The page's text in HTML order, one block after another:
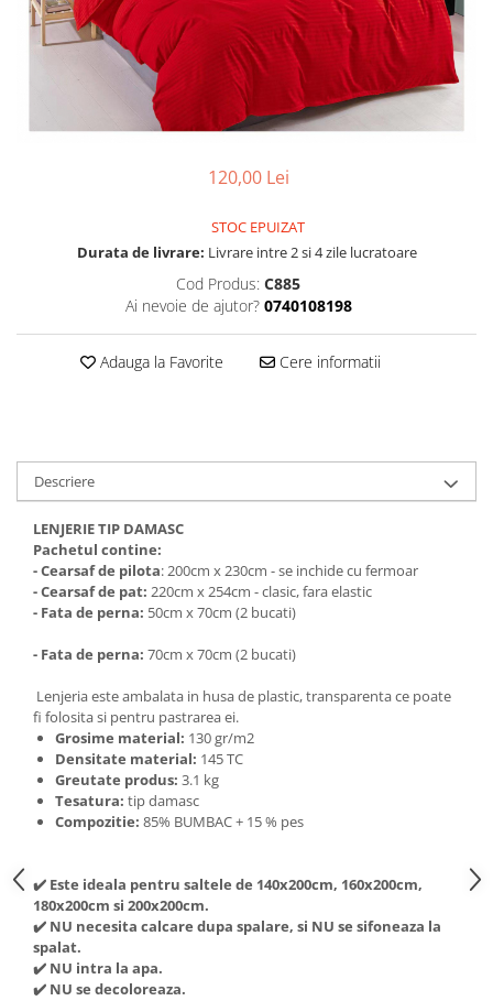
120,00 Lei
STOC EPUIZAT
Durata de livrare: Livrare intre 2 si 4 zile lucratoare
Cod Produs: C885
Ai nevoie de ajutor? 0740108198
Adauga la Favorite Cere informatii
Descriere
LENJERIE TIP DAMASC
Pachetul contine:
- Cearsaf de pilota: 200cm x 230cm - se inchide cu fermoar
- Cearsaf de pat: 220cm x 254cm - clasic, fara elastic
- Fata de perna: 50cm x 70cm (2 bucati)
- Fata de perna: 70cm x 70cm (2 bucati)
Lenjeria este ambalata in husa de plastic, transparenta ce poate
fi folosita si pentru pastrarea ei.
Grosime material: 130 gr/m2
Densitate material: 145 TC
Greutate produs: 3.1 kg
Tesatura: tip damasc
Compozitie: 85% BUMBAC + 15 % pes
✔️ Este ideala pentru saltele de 140x200cm, 160x200cm,
180x200cm si 200x200cm.
✔️ NU necesita calcare dupa spalare, si NU se sifoneaza la
spalat.
✔️ NU intra la apa.
✔️ NU se decoloreaza.